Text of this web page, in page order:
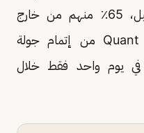
دول، مع أكثر من 2000 عميل، 65٪ منهم من خارج
المملكة، كذلك، تمكنت شركة Quant من إتمام جولة
في يوم واحد فقط خلال